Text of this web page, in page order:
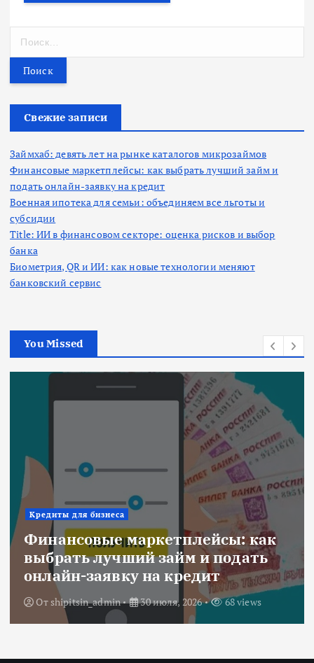
т
Свежие записи
Займхаб: девять лет на рынке каталогов микрозаймов
Финансовые маркетплейсы: как выбрать лучший займ и
подать онлайн-заявку на кредит
Военная ипотека для семьи: объединяем все льготы и
субсидии
Title: ИИ в финансовом секторе: оценка рисков и выбор
банка
Биометрия, QR и ИИ: как новые технологии меняют
банковский сервис
You Missed
Ипотека
Военная ипотека для семьи:
объединяем все льготы и
субсидии
ОтRedactor 3 июля, 2026 222 views